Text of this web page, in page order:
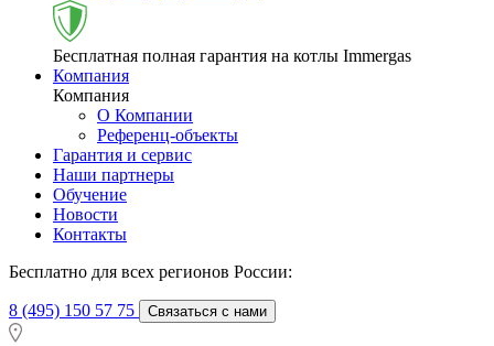
Бесплатная полная гарантия на котлы Immergas
Компания
Компания
О Компании
Референц-объекты
Гарантия и сервис
Наши партнеры
Обучение
Новости
Контакты
Бесплатно для всех регионов России:
8 (495) 150 57 75 Связаться с нами